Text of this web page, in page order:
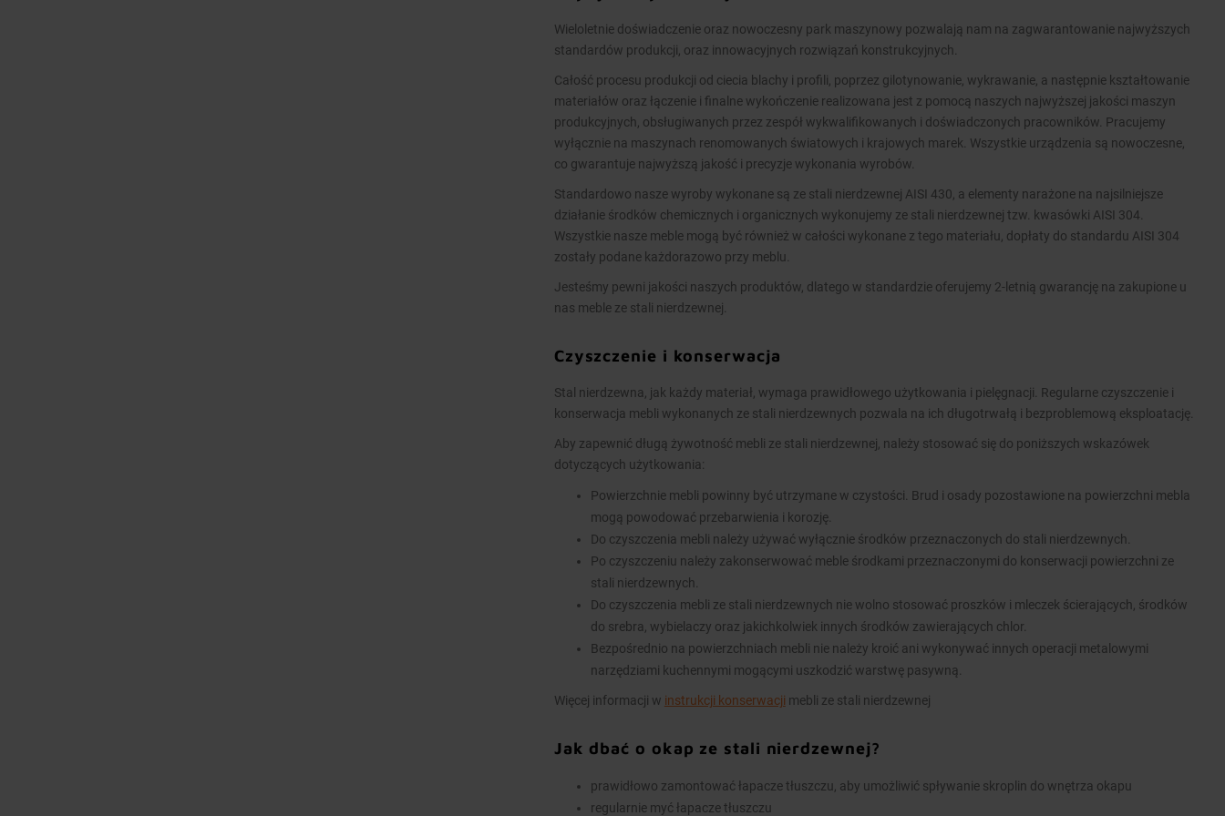
Wieloletnie doświadczenie oraz nowoczesny park maszynowy pozwalają nam na zagwarantowanie najwyższych
standardów produkcji, oraz innowacyjnych rozwiązań konstrukcyjnych.
Całość procesu produkcji od ciecia blachy i profili, poprzez gilotynowanie, wykrawanie, a następnie kształtowanie
materiałów oraz łączenie i finalne wykończenie realizowana jest z pomocą naszych najwyższej jakości maszyn
produkcyjnych, obsługiwanych przez zespół wykwalifikowanych i doświadczonych pracowników. Pracujemy
wyłącznie na maszynach renomowanych światowych i krajowych marek. Wszystkie urządzenia są nowoczesne,
co gwarantuje najwyższą jakość i precyzje wykonania wyrobów.
Standardowo nasze wyroby wykonane są ze stali nierdzewnej AISI 430, a elementy narażone na najsilniejsze
działanie środków chemicznych i organicznych wykonujemy ze stali nierdzewnej tzw. kwasówki AISI 304.
Wszystkie nasze meble mogą być również w całości wykonane z tego materiału, dopłaty do standardu AISI 304
zostały podane każdorazowo przy meblu.
Jesteśmy pewni jakości naszych produktów, dlatego w standardzie oferujemy 2-letnią gwarancję na zakupione u
nas meble ze stali nierdzewnej.
Czyszczenie i konserwacja
Stal nierdzewna, jak każdy materiał, wymaga prawidłowego użytkowania i pielęgnacji. Regularne czyszczenie i
konserwacja mebli wykonanych ze stali nierdzewnych pozwala na ich długotrwałą i bezproblemową eksploatację.
Aby zapewnić długą żywotność mebli ze stali nierdzewnej, należy stosować się do poniższych wskazówek
dotyczących użytkowania:
Powierzchnie mebli powinny być utrzymane w czystości. Brud i osady pozostawione na powierzchni mebla
mogą powodować przebarwienia i korozję.
Do czyszczenia mebli należy używać wyłącznie środków przeznaczonych do stali nierdzewnych.
Po czyszczeniu należy zakonserwować meble środkami przeznaczonymi do konserwacji powierzchni ze
stali nierdzewnych.
Do czyszczenia mebli ze stali nierdzewnych nie wolno stosować proszków i mleczek ścierających, środków
do srebra, wybielaczy oraz jakichkolwiek innych środków zawierających chlor.
Bezpośrednio na powierzchniach mebli nie należy kroić ani wykonywać innych operacji metalowymi
narzędziami kuchennymi mogącymi uszkodzić warstwę pasywną.
Więcej informacji w instrukcji konserwacji mebli ze stali nierdzewnej
Jak dbać o okap ze stali nierdzewnej?
prawidłowo zamontować łapacze tłuszczu, aby umożliwić spływanie skroplin do wnętrza okapu
regularnie myć łapacze tłuszczu